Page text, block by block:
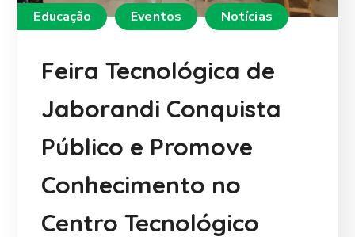
Educação Eventos Notícias
Feira Tecnológica de
Jaborandi Conquista
Público e Promove
Conhecimento no
Centro Tecnológico